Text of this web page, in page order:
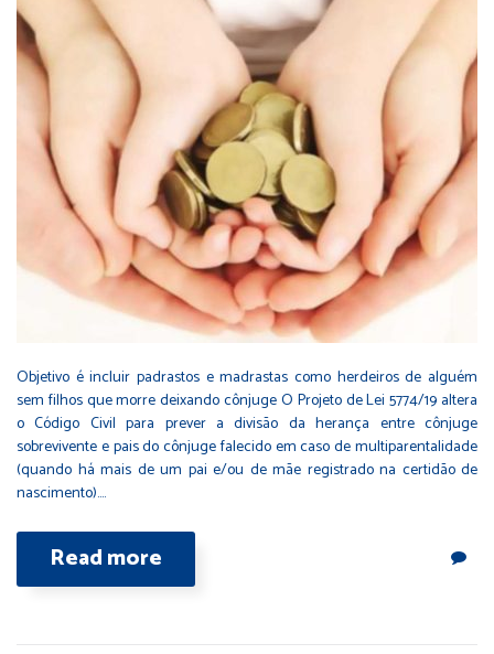
Objetivo é incluir padrastos e madrastas como herdeiros de alguém
sem filhos que morre deixando cônjuge O Projeto de Lei 5774/19 altera
o Código Civil para prever a divisão da herança entre cônjuge
sobrevivente e pais do cônjuge falecido em caso de multiparentalidade
(quando há mais de um pai e/ou de mãe registrado na certidão de
nascimento).…
Read more